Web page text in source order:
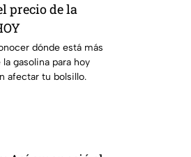
precio de la
dónde está más
gasolina para hoy
afectar tu bolsillo.